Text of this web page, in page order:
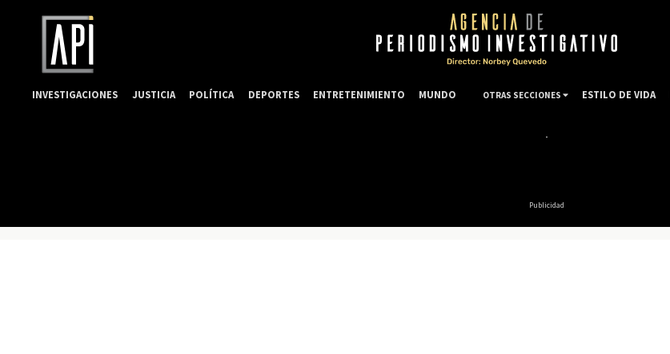
Publicidad
INVESTIGACIONES JUSTICIA POLÍTICA DEPORTES ENTRETENIMIENTO MUNDO OTRAS SECCIONES ESTILO DE VIDA